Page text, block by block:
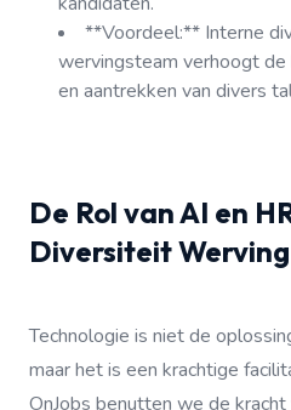
**Voordeel:** Interne
wervingsteam verhoogt
en aantrekken van divers
De Rol van AI en
Diversiteit Werving
Technologie is niet de
maar het is een krachtige
OnJobs benutten we de